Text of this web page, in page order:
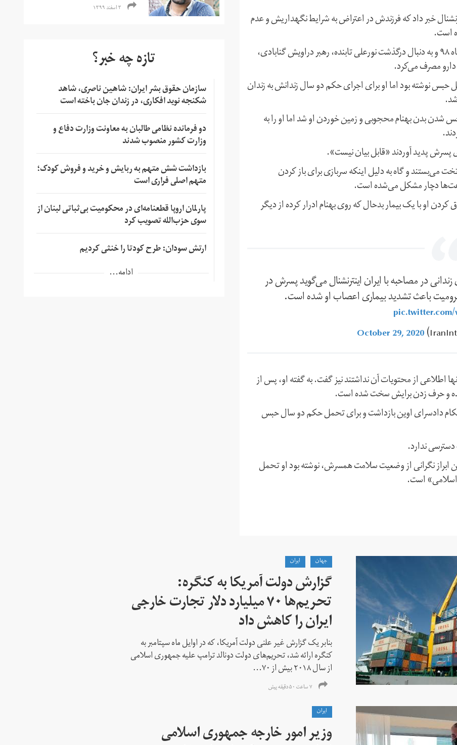
خبر داد که فرزندش در اعتراض به شرایط نگهداریش و عدم
است.
بتول حسینی به ایران اینترنشنال گفت که پسرش پس از دی‌ماه ۹۸ و به دنبال درگذشت نورعلی تابنده، رهبر دراویش گنابادی،
مصرف می‌کرد.
حبس نوشته بود اما او برای اجرای حکم دو سال زندانش به زندان
شدن بدن بهنام محجوبی و زمین خوردن او شد اما او را به
پسرش پدید آوردند «قابل بیان نیست».
می‌بستند و گاه به دلیل اینکه سربازی برای باز کردن
دچار مشکل می‌شده است.
او با یک بیمار بدحال که روی بهنام ادرار کرده از دیگر
در مصاحبه با ایران اینترنشنال می‌گوید پسرش در
باعث تشدید بیماری اعصاب او شده است.
October 29, 2020
اطلاعی از محتویات آن نداشتند نیز گفت. به گفته او، پس از
و حرف زدن برایش سخت شده است.
دادسرای اوین بازداشت و برای تحمل حکم دو سال حبس
ندارد.
نگرانی از وضعیت سلامت همسرش، نوشته بود او تحمل
است.
۳ اسفند ۱۳۹۹
تازه چه خبر؟
سازمان حقوق بشر ایران: شاهین ناصری، شاهد
شکنجه نوید افکاری، در زندان جان باخته است
دو فرمانده نظامی طالبان به معاونت وزارت دفاع و
وزارت کشور منصوب شدند
بازداشت شش متهم به ربایش و خرید و فروش کودک؛
متهم اصلی فراری است
پارلمان اروپا قطعنامه‌ای در محکومیت بی‌ثباتی لبنان از
سوی حزب‌الله تصویب کرد
ارتش سودان: طرح کودتا را خنثی کردیم
ادامه...
جهان ايران
گزارش دولت آمریکا به کنگره:
تحریم‌ها ۷۰ میلیارد دلار تجارت خارجی
ایران را کاهش داد
بنابر یک گزارش غیر علنی دولت آمریکا، که در اوایل ماه سپتامبر به
کنگره ارائه شد، تحریم‌های دولت دونالد ترامپ علیه جمهوری اسلامی
از سال ۲۰۱۸ بیش از ۷۰...
۷ ساعت ۵۰ دقیقه پیش
ايران
وزیر امور خارجه جمهوری اسلامی